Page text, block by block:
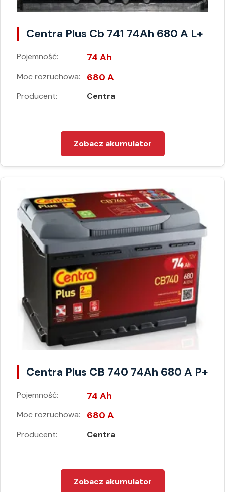
Centra Plus Cb 741 74Ah 680 A L+
Pojemność: 74 Ah
Moc rozruchowa: 680 A
Producent: Centra
Zobacz akumulator
Centra Plus CB 740 74Ah 680 A P+
Pojemność: 74 Ah
Moc rozruchowa: 680 A
Producent: Centra
Zobacz akumulator